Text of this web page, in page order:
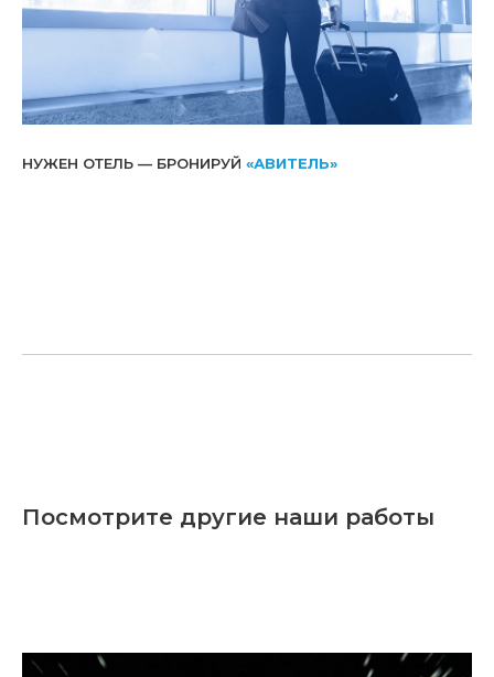
НУЖЕН ОТЕЛЬ — БРОНИРУЙ «АВИТЕЛЬ»
Посмотрите другие наши работы